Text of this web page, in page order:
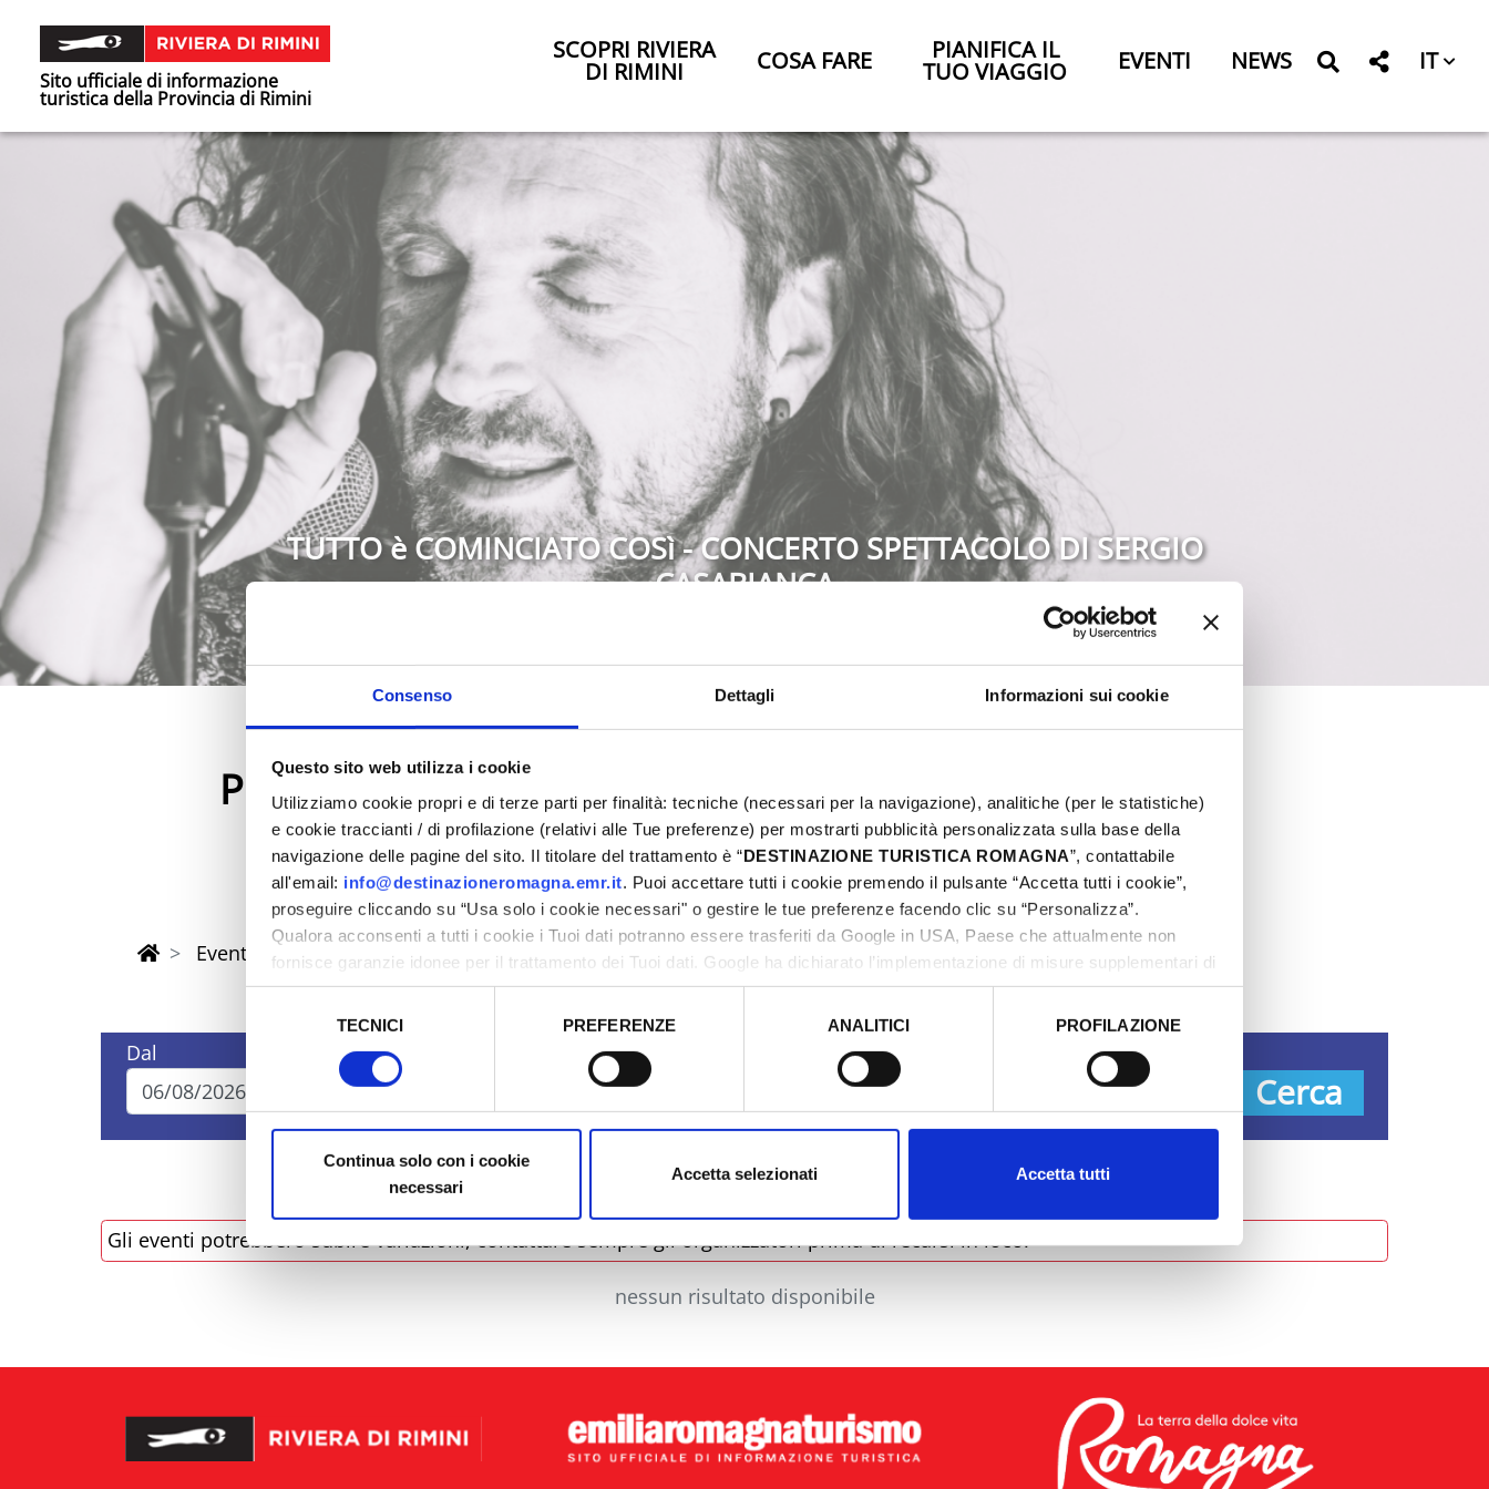
Consenso Dettagli Informazioni sui cookie
Questo sito web utilizza i cookie
Utilizziamo cookie propri e di terze parti per finalità: tecniche (necessari per la navigazione), analitiche (per le statistiche)
e cookie traccianti / di profilazione (relativi alle Tue preferenze) per mostrarti pubblicità personalizzata sulla base della
navigazione delle pagine del sito. Il titolare del trattamento è “DESTINAZIONE TURISTICA ROMAGNA”, contattabile
all'email: info@destinazioneromagna.emr.it. Puoi accettare tutti i cookie premendo il pulsante “Accetta tutti i cookie”,
proseguire cliccando su “Usa solo i cookie necessari" o gestire le tue preferenze facendo clic su “Personalizza”.
Qualora acconsenti a tutti i cookie i Tuoi dati potranno essere trasferiti da Google in USA, Paese che attualmente non
fornisce garanzie idonee per il trattamento dei Tuoi dati. Google ha dichiarato l’implementazione di misure supplementari di
sicurezza a Tutela dei navigatori, che abbiamo valutato essere sufficienti.
TECNICI PREFERENZE ANALITICI PROFILAZIONE
Continua solo con i cookie
necessari
Accetta selezionati Accetta tutti
Sito ufficiale di informazione
turistica della Provincia di Rimini
SCOPRI RIVIERA
DI RIMINI COSA FARE PIANIFICA IL
TUO VIAGGIO EVENTI NEWS IT
TUTTO è COMINCIATO COSì - CONCERTO SPETTACOLO DI SERGIO
CASABIANCA
Primavera 2025
nella provincia di Rimini
Eventi di Primavera Riviera Rimini
Dal A Comune
Cerca
Gli eventi potrebbero subire variazioni, contattare sempre gli organizzatori prima di recarsi in loco.
nessun risultato disponibile